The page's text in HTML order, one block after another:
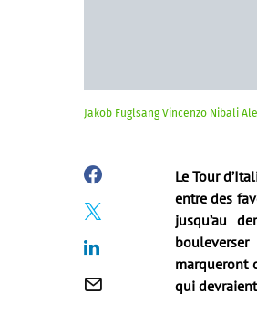
Jakob Fuglsang Vincenzo Nibali
Le Tour
entre des
jusqu’au
marqueront
qui